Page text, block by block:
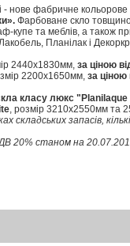
- нове фабричне кольорове
Фарбоване скло
купе та меблів, а також
Планілак і
2440х1830мм, за ціною
2200х1650мм, за ціною
класу люкс
, розмір 3210х2550мм та
складських запасів,
20% станом на